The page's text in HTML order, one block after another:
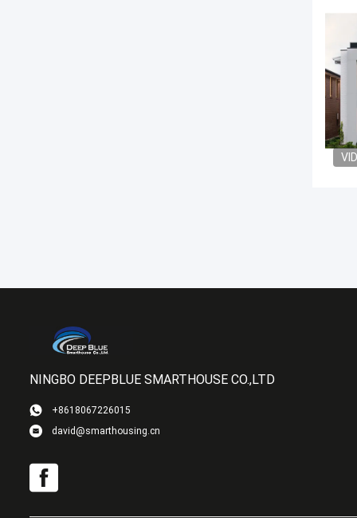
NINGBO DEEPBLUE SMARTHOUSE CO.,LTD
+8618067226015
david@smarthousing.cn